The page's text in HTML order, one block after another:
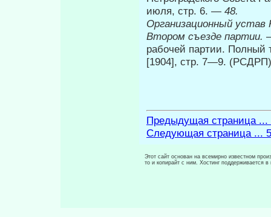
июля, стр. 6. — 48.
Организационный устав
Втором съезде партии.
рабочей партии. Полный
[1904], стр. 7—9.
Предыдущая страница ...
Следующая страница ...
Этот сайт основан на всемирно известном
то и копирайт с ним. Хостинг поддерживается